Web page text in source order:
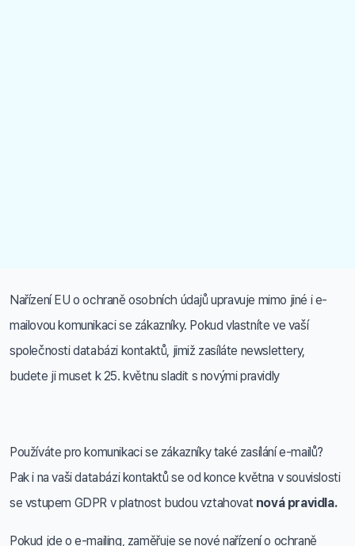
Nařízení EU o ochraně osobních údajů upravuje mimo jiné i e-
mailovou komunikaci se zákazníky. Pokud vlastníte ve vaší
společnosti databázi kontaktů, jimiž zasíláte newslettery,
budete ji muset k 25. květnu sladit s novými pravidly
Používáte pro komunikaci se zákazníky také zasílání e-mailů?
Pak i na vaši databázi kontaktů se od konce května v souvislosti
se vstupem GDPR v platnost budou vztahovat nová pravidla.
Pokud jde o e-mailing, zaměřuje se nové nařízení o ochraně